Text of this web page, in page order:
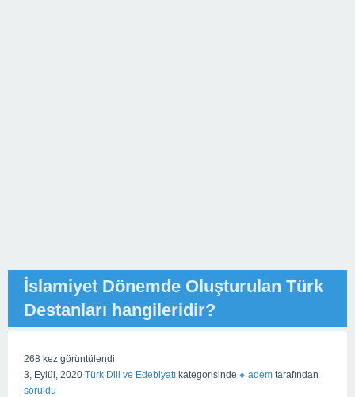
İslamiyet Dönemde Oluşturulan Türk
Destanları hangileridir?
268 kez görüntülendi
3, Eylül, 2020 Türk Dili ve Edebiyatı kategorisinde ♦ adem tarafından
soruldu